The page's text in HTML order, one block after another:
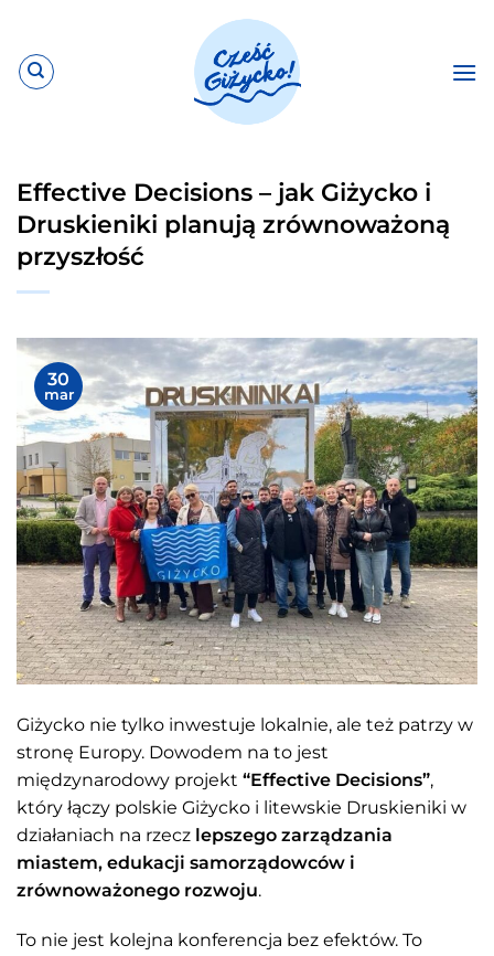
zawartości
Effective Decisions – jak Giżycko i
Druskieniki planują zrównoważoną
przyszłość
30
mar
Giżycko nie tylko inwestuje lokalnie, ale też patrzy w
stronę Europy. Dowodem na to jest
międzynarodowy projekt “Effective Decisions”,
który łączy polskie Giżycko i litewskie Druskieniki w
działaniach na rzecz lepszego zarządzania
miastem, edukacji samorządowców i
zrównoważonego rozwoju.
To nie jest kolejna konferencja bez efektów. To